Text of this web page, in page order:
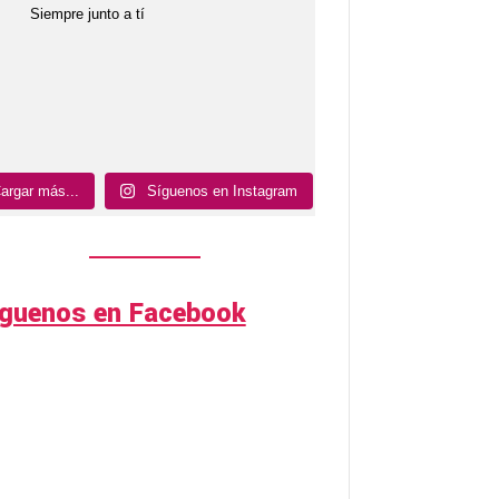
Siempre junto a tí
más... Síguenos en Instagram
en Facebook